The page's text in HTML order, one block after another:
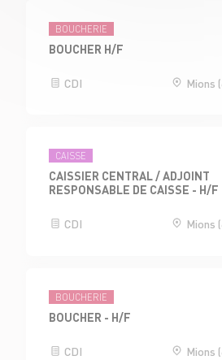
BOUCHERIE
BOUCHER H/F
CDI Mions
CAISSE
CAISSIER CENTRAL / ADJOINT
RESPONSABLE DE CAISSE - H/F
CDI Mions
BOUCHERIE
BOUCHER - H/F
CDI Mions